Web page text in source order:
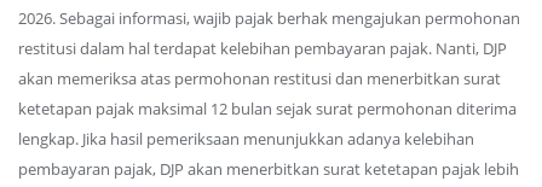
2026. Sebagai informasi, wajib pajak berhak mengajukan permohonan
restitusi dalam hal terdapat kelebihan pembayaran pajak. Nanti, DJP
akan memeriksa atas permohonan restitusi dan menerbitkan surat
ketetapan pajak maksimal 12 bulan sejak surat permohonan diterima
lengkap. Jika hasil pemeriksaan menunjukkan adanya kelebihan
pembayaran pajak, DJP akan menerbitkan surat ketetapan pajak lebih